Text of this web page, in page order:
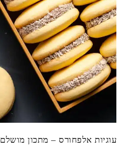
עוגיות אלפחורס – מתכון מושלם